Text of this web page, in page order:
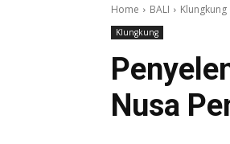
Home BALI Klungkung
Klungkung
Nusa